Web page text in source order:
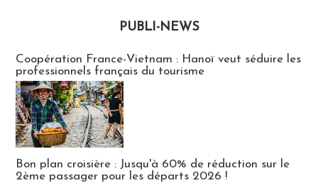
PUBLI-NEWS
Coopération France-Vietnam : Hanoï veut séduire les
professionnels français du tourisme
Bon plan croisière : Jusqu'à 60% de réduction sur le
2ème passager pour les départs 2026 !